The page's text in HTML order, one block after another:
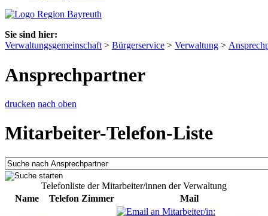
Sie sind hier:
Verwaltungsgemeinschaft > Bürgerservice > Verwaltung >
Ansprechpartner
drucken nach oben
Mitarbeiter-Telefon-Liste
Telefonliste der Mitarbeiter/innen der Verwaltung
Name
Telefon Zimmer Mail